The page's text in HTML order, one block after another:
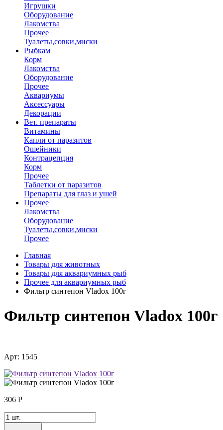
Игрушки
Оборудование
Лакомства
Прочее
Туалеты,совки,миски
Рыбкам
Корм
Лакомства
Оборудование
Прочее
Аквариумы
Аксессуары
Декорации
Вет. препараты
Витамины
Капли от паразитов
Ошейники
Контрацепция
Корм
Прочее
Таблетки от паразитов
Препараты для глаз и ушей
Прочее
Лакомства
Оборудование
Туалеты,совки,миски
Прочее
Главная
Товары для животных
Товары для аквариумных рыб
Прочее для аквариумных рыб
Фильтр синтепон Vladox 100г
Фильтр синтепон Vladox 100г
Арт: 1545
306 Р